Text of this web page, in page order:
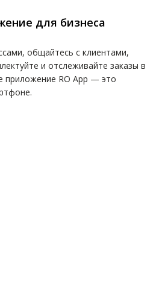
для бизнеса
общайтесь с клиентами,
и отслеживайте заказы в
RO App — это